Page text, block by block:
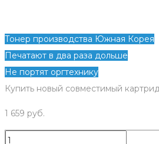
Тонер производства Южная Корея
Печатают в два раза дольше
Не портят оргтехнику
Купить новый совместимый
1 659 руб.
Количество